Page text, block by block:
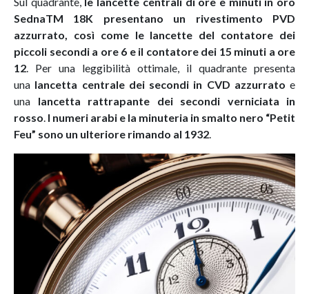
SednaTM 18K presentano un rivestimento PVD
azzurrato, così come le lancette del contatore dei
piccoli secondi a ore 6 e il contatore dei 15 minuti a ore
12 . Per una leggibilità ottimale, il quadrante presenta
una lancetta centrale dei secondi in CVD azzurrato e
una lancetta rattrapante dei secondi verniciata in
rosso I numeri arabi e la minuteria in smalto nero “Petit
Feu” sono un ulteriore rimando al 1932